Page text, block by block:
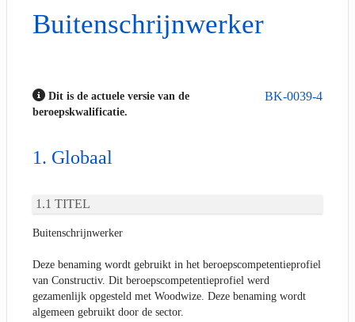
Buitenschrijnwerker
BK-0039-4
Dit is de actuele versie van de
beroepskwalificatie.
Globaal
TITEL
Buitenschrijnwerker
Deze benaming wordt gebruikt in het beroepscompetentieprofiel
van Constructiv. Dit beroepscompetentieprofiel werd
gezamenlijk opgesteld met Woodwize. Deze benaming wordt
algemeen gebruikt door de sector.